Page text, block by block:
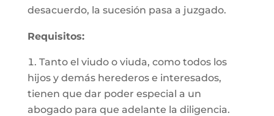
desacuerdo, la sucesión pasa a juzgado.
Requisitos:
Tanto el viudo o viuda, como todos los
hijos y demás herederos e interesados,
tienen que dar poder especial a un
abogado para que adelante la diligencia.